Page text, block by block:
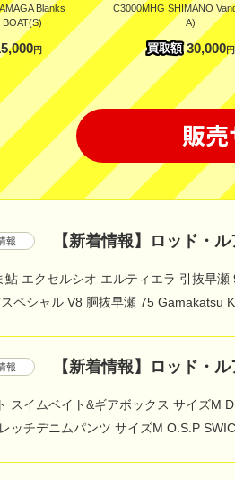
Blanks
BOAT(S)
円
C3000MHG SHIMANO
A)
買取額 30,000円
販
報 【新着情報】ロッド・
鮎 エクセルシオ エルティエラ 引抜早
ペシャル V8 胴抜早瀬 75 Gamakatsu
報 【新着情報】ロッド・
スイムベイト&ギアボックス サイズM
ッチデニムパンツ サイズM O.S.P